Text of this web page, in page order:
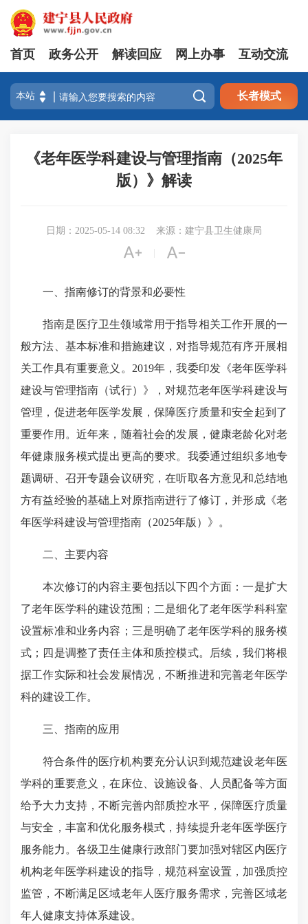
首页 政务公开 解读回应 网上办事 互动交流
 长者模式
《老年医学科建设与管理指南（2025年
版）》解读
日期：2025-05-14 08:32 来源：建宁县卫生健康局
 
一、指南修订的背景和必要性
指南是医疗卫生领域常用于指导相关工作开展的一
般方法、基本标准和措施建议，对指导规范有序开展相
关工作具有重要意义。2019年，我委印发《老年医学科
建设与管理指南（试行）》，对规范老年医学科建设与
管理，促进老年医学发展，保障医疗质量和安全起到了
重要作用。近年来，随着社会的发展，健康老龄化对老
年健康服务模式提出更高的要求。我委通过组织多地专
题调研、召开专题会议研究，在听取各方意见和总结地
方有益经验的基础上对原指南进行了修订，并形成《老
年医学科建设与管理指南（2025年版）》。
二、主要内容
本次修订的内容主要包括以下四个方面：一是扩大
了老年医学科的建设范围；二是细化了老年医学科科室
设置标准和业务内容；三是明确了老年医学科的服务模
式；四是调整了责任主体和质控模式。后续，我们将根
据工作实际和社会发展情况，不断推进和完善老年医学
科的建设工作。
三、指南的应用
符合条件的医疗机构要充分认识到规范建设老年医
学科的重要意义，在床位、设施设备、人员配备等方面
给予大力支持，不断完善内部质控水平，保障医疗质量
与安全，丰富和优化服务模式，持续提升老年医学医疗
服务能力。各级卫生健康行政部门要加强对辖区内医疗
机构老年医学科建设的指导，规范科室设置，加强质控
监管，不断满足区域老年人医疗服务需求，完善区域老
年人健康支持体系建设。